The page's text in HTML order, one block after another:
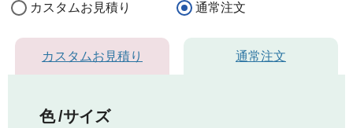
カスタムお見積り
通常注文
カスタムお見積り 通常注文
色 サイズ